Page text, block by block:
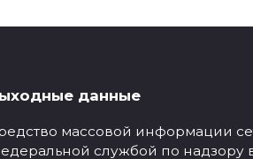
данные
массовой информации
службой по надзору